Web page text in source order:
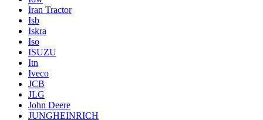
Iran Tractor
Isb
Iskra
Iso
ISUZU
Itn
Iveco
JCB
JLG
John Deere
JUNGHEINRICH